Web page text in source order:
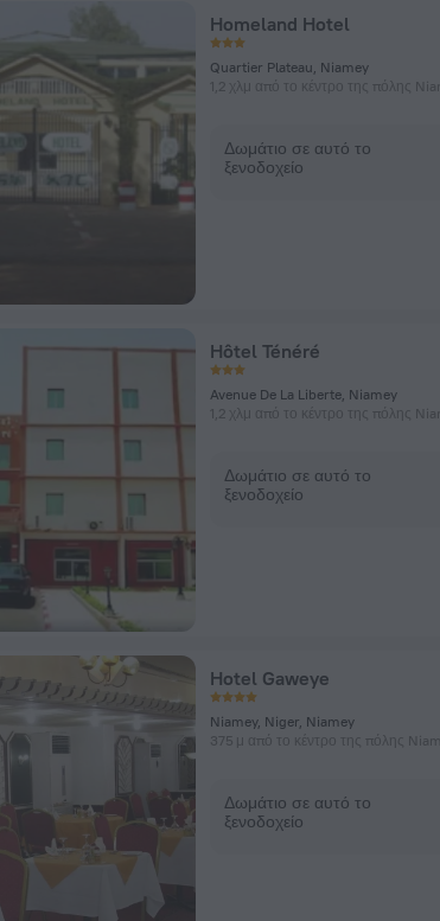
Homeland Hotel
Quartier Plateau, Niamey
1,2 χλμ από το κέντρο της πόλης
Δωμάτιο σε αυτό το
ξενοδοχείο
Hôtel Ténéré
Avenue De La Liberte, Niamey
1,2 χλμ από το κέντρο της πόλης
Δωμάτιο σε αυτό το
ξενοδοχείο
Hotel Gaweye
Niamey, Niger, Niamey
375 μ από το κέντρο της πόλης
Δωμάτιο σε αυτό το
ξενοδοχείο